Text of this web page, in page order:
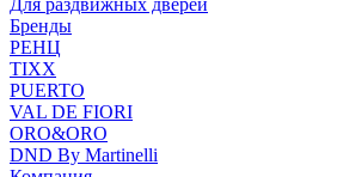
Для раздвижных дверей
Бренды
РЕНЦ
TIXX
PUERTO
VAL DE FIORI
ORO&ORO
DND By Martinelli